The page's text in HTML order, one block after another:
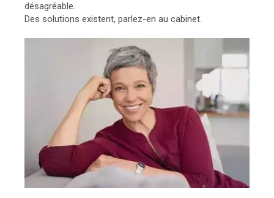
désagréable.
Des solutions existent, parlez-en au cabinet.